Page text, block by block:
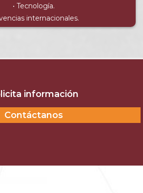
• Tecnología.
internacionales.
información
Contáctanos